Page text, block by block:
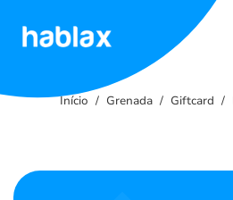
Tarifas
Início Grenada Giftcard